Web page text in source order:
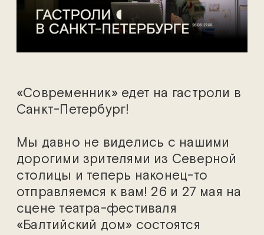
«Современник» едет на гастроли в
Санкт-Петербург!
Мы давно не виделись с нашими
дорогими зрителями из Северной
столицы и теперь наконец-то
отправляемся к вам! 26 и 27 мая на
сцене театра-фестиваля
«Балтийский дом» состоятся